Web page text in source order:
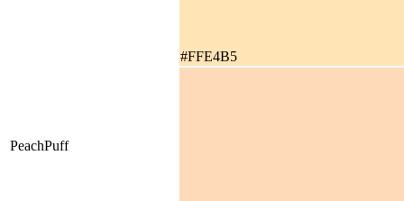
#FFE4B5
PeachPuff